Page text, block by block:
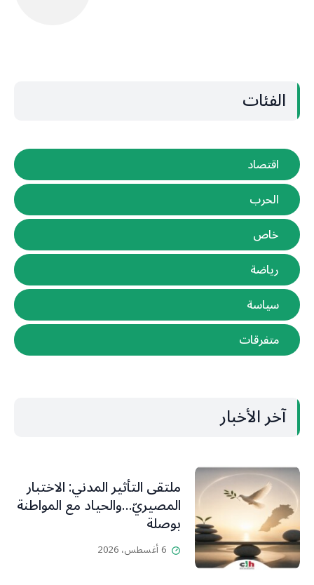
الفئات
اقتصاد
الحرب
خاص
رياضة
سياسة
متفرقات
آخر الأخبار
ملتقى التأثير المدني: الاختبار
المصيريّ…والحياد مع المواطنة
بوصلة
6 أغسطس، 2026